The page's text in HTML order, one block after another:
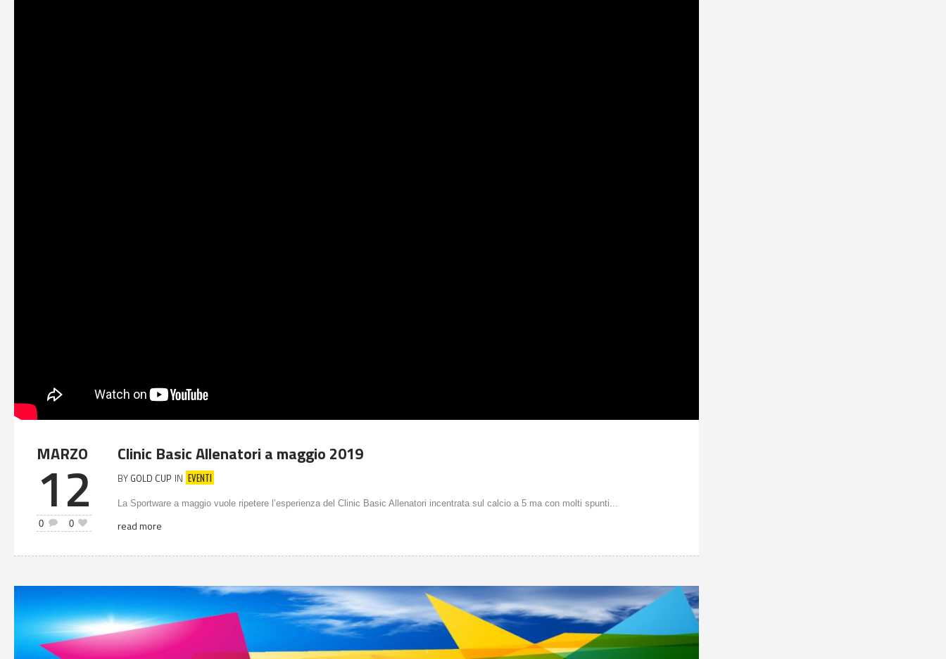
MARZO
12
0 0
Clinic Basic Allenatori a maggio 2019
BY GOLD CUP IN EVENTI
La Sportware a maggio vuole ripetere l’esperienza del Clinic Basic Allenatori incentrata sul calcio a 5 ma con molti spunti...
read more